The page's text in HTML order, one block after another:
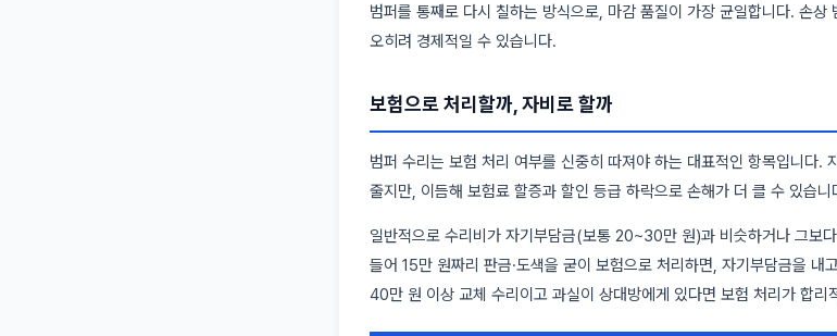
범퍼를 통째로 다시 칠하는 방식으로, 마감 품질이 가장 균일합니다. 손상
오히려 경제적일 수 있습니다.
보험으로 처리할까, 자비로 할까
범퍼 수리는 보험 처리 여부를 신중히 따져야 하는 대표적인 항목입니다.
줄지만, 이듬해 보험료 할증과 할인 등급 하락으로 손해가 더 클 수 있습니
일반적으로 수리비가 자기부담금(보통 20~30만 원)과 비슷하거나 그보
들어 15만 원짜리 판금·도색을 굳이 보험으로 처리하면, 자기부담금을 내
40만 원 이상 교체 수리이고 과실이 상대방에게 있다면 보험 처리가 합리